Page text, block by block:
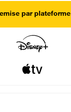
par plateforme